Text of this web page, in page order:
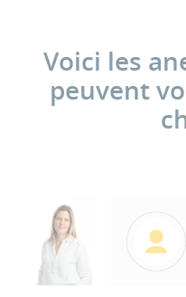
Voici les
peuvent